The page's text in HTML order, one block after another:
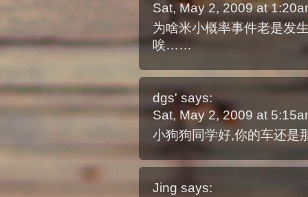
Sat, May 2, 2009 at
为啥米小概率事件老是发
唉……
dgs' says:
Sat, May 2, 2009 at
小狗狗同学好,你的车还是
Jing says: